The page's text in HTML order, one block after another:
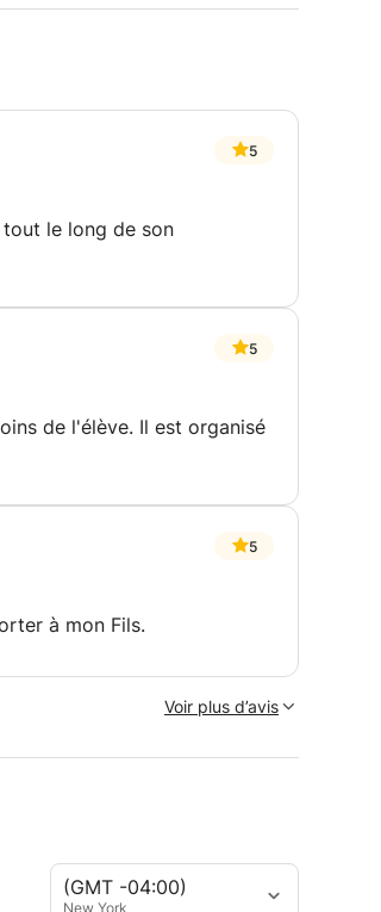
5
le long de son
5
de l'élève. Il est organisé
5
à mon Fils.
Voir plus d’avis
(GMT -04:00)
New York